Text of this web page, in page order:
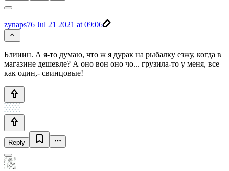
zynaps76 Jul 21 2021 at 09:06
Блииин. А я-то думаю, что ж я дурак на рыбалку езжу, когда в
магазине дешевле? А оно вон оно чо... грузила-то у меня, все
как один,- свинцовые!
Reply